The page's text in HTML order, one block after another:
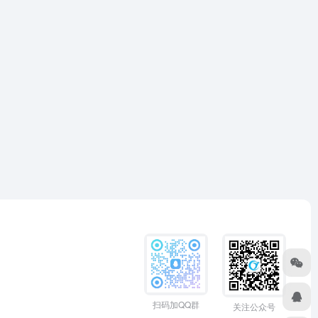
扫码加QQ群 关注公众号